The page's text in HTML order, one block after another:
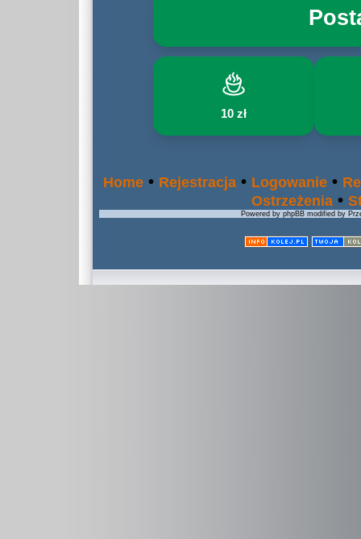
10 zł
Home • Rejestracja • Logowanie •
Ostrzeżenia •
Powered by phpBB modified by